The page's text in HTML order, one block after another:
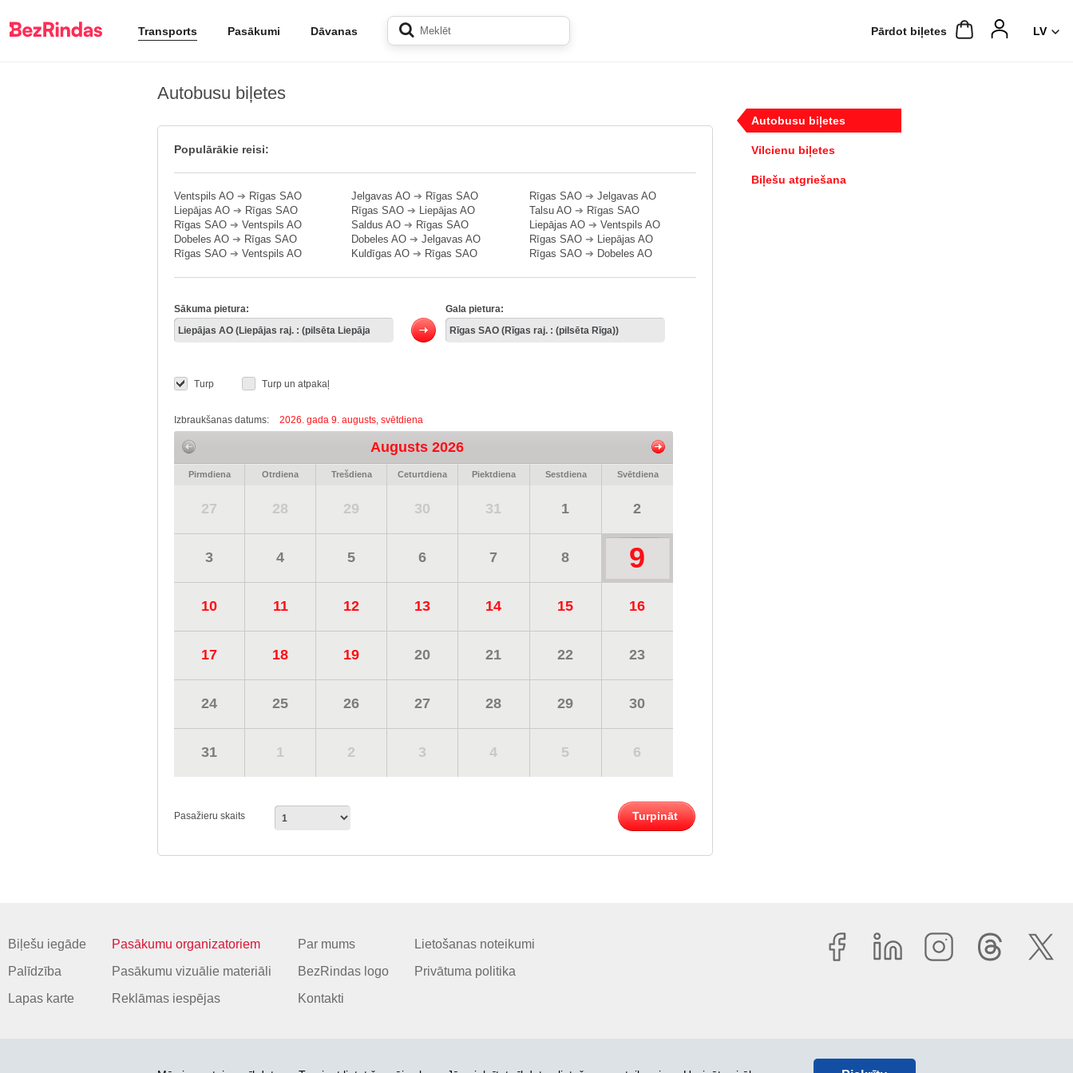
Transports Pasākumi Dāvanas Pārdot biļetes
Autobusu biļetes
Populārākie reisi:
Ventspils AO ➔ Rīgas SAO
Liepājas AO ➔ Rīgas SAO
Rīgas SAO ➔ Ventspils AO
Dobeles AO ➔ Rīgas SAO
Rīgas SAO ➔ Ventspils AO
Jelgavas AO ➔ Rīgas SAO
Rīgas SAO ➔ Liepājas AO
Saldus AO ➔ Rīgas SAO
Dobeles AO ➔Jelgavas AO
Kuldīgas AO ➔ Rīgas SAO
Rīgas SAO➔ Jelgavas AO
Talsu AO➔ Rīgas SAO
Liepājas AO➔ Ventspils AO
Rīgas SAO➔ Liepājas AO
Rīgas SAO➔ Dobeles AO
Sākuma pietura: Gala pietura:
Turp Turp un atpakaļ
Izbraukšanas datums: 2026. gada 9. augusts, svētdiena
Augusts 2026
Pirmdiena Otrdiena Trešdiena Ceturtdiena Piektdiena Sestdiena Svētdiena
27 28 29 30 31 1 2
3 4 5 6 7 8 9
10 11 12 13 14 15 16
17 18 19 20 21 22 23
24 25 26 27 28 29 30
31 1 2 3 4 5 6
Pasažieru skaits Turpināt
Autobusu biļetes
Vilcienu biļetes
Biļešu atgriešana
Biļešu iegāde
Palīdzība
Lapas karte
Pasākumu organizatoriem
Pasākumu vizuālie materiāli
Reklāmas iespējas
Par mums
BezRindas logo
Kontakti
Lietošanas noteikumi
Privātuma politika